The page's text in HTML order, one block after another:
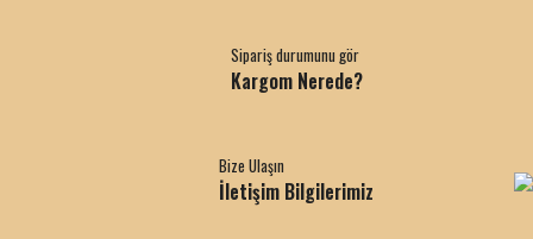
Sipariş durumunu gör
Kargom Nerede?
Bize Ulaşın
İletişim Bilgilerimiz